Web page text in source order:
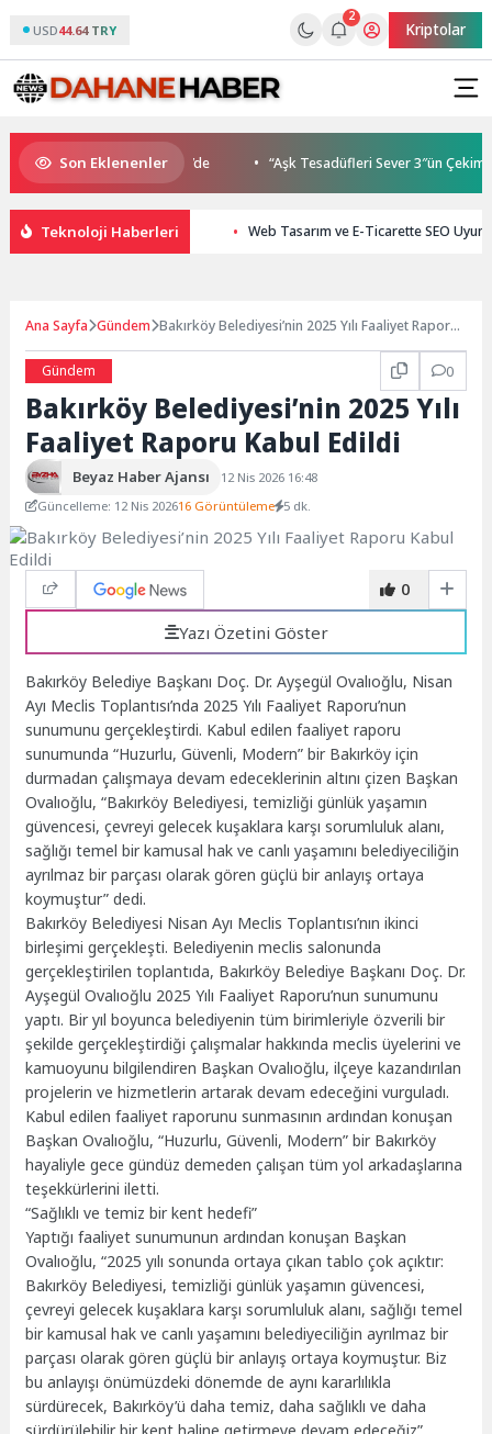
USD44.64 TRY
2
Kriptolar
Son Eklenenler
gençleri İzmir’de “Aşk Tesadüfleri Sever 3″ün Çekimleri
Teknoloji Haberleri Web Tasarım ve E-Ticarette SEO
Ana Sayfa Gündem Bakırköy Belediyesi’nin 2025 Yılı Faaliyet Raporu
Gündem
0
Bakırköy Belediyesi’nin 2025 Yılı
Faaliyet Raporu Kabul Edildi
Beyaz Haber Ajansı
12 Nis 2026 16:48
Güncelleme: 12 Nis 202616 Görüntüleme 5 dk.
0
Yazı Özetini Göster
Bakırköy Belediye Başkanı Doç. Dr. Ayşegül Ovalıoğlu, Nisan
Ayı Meclis Toplantısı’nda 2025 Yılı Faaliyet Raporu’nun
sunumunu gerçekleştirdi. Kabul edilen faaliyet raporu
sunumunda “Huzurlu, Güvenli, Modern” bir Bakırköy için
durmadan çalışmaya devam edeceklerinin altını çizen Başkan
Ovalıoğlu, “Bakırköy Belediyesi, temizliği günlük yaşamın
güvencesi, çevreyi gelecek kuşaklara karşı sorumluluk alanı,
sağlığı temel bir kamusal hak ve canlı yaşamını belediyeciliğin
ayrılmaz bir parçası olarak gören güçlü bir anlayış ortaya
koymuştur” dedi.
Bakırköy Belediyesi Nisan Ayı Meclis Toplantısı’nın ikinci
birleşimi gerçekleşti. Belediyenin meclis salonunda
gerçekleştirilen toplantıda, Bakırköy Belediye Başkanı Doç. Dr.
Ayşegül Ovalıoğlu 2025 Yılı Faaliyet Raporu’nun sunumunu
yaptı. Bir yıl boyunca belediyenin tüm birimleriyle özverili bir
şekilde gerçekleştirdiği çalışmalar hakkında meclis üyelerini ve
kamuoyunu bilgilendiren Başkan Ovalıoğlu, ilçeye kazandırılan
projelerin ve hizmetlerin artarak devam edeceğini vurguladı.
Kabul edilen faaliyet raporunu sunmasının ardından konuşan
Başkan Ovalıoğlu, “Huzurlu, Güvenli, Modern” bir Bakırköy
hayaliyle gece gündüz demeden çalışan tüm yol arkadaşlarına
teşekkürlerini iletti.
“Sağlıklı ve temiz bir kent hedefi”
Yaptığı faaliyet sunumunun ardından konuşan Başkan
Ovalıoğlu, “2025 yılı sonunda ortaya çıkan tablo çok açıktır:
Bakırköy Belediyesi, temizliği günlük yaşamın güvencesi,
çevreyi gelecek kuşaklara karşı sorumluluk alanı, sağlığı temel
bir kamusal hak ve canlı yaşamını belediyeciliğin ayrılmaz bir
parçası olarak gören güçlü bir anlayış ortaya koymuştur. Biz
bu anlayışı önümüzdeki dönemde de aynı kararlılıkla
sürdürecek, Bakırköy’ü daha temiz, daha sağlıklı ve daha